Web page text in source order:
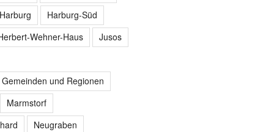
Harburg-Süd
Wehner-Haus
Jusos
und Regionen
Marmstorf
Neugraben